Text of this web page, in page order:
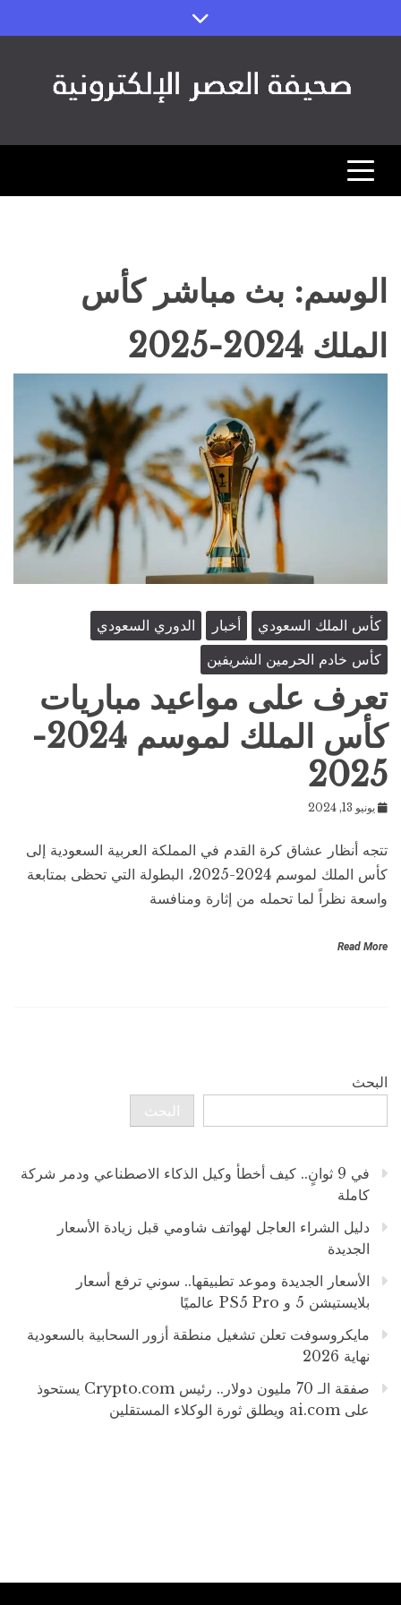
to
صحيفة العصر
الوسم: بث مباشر كأس
الملك 2024-2025
كأس الملك السعودي أخبار
الدوري السعودي
كأس خادم الحرمين الشريفين
تعرف على مواعيد مباريات
كأس الملك لموسم 2024-
2025
يونيو 13, 2024
تتجه أنظار عشاق كرة القدم في المملكة العربية السعودية إلى
كأس الملك لموسم 2024-2025، البطولة التي تحظى بمتابعة
واسعة نظراً لما تحمله من إثارة ومنافسة
Read More
البحث
البحث
في 9 ثوانٍ.. كيف أخطأ وكيل الذكاء الاصطناعي ودمر شركة
كاملة
دليل الشراء العاجل لهواتف شاومي قبل زيادة الأسعار
الجديدة
الأسعار الجديدة وموعد تطبيقها.. سوني ترفع أسعار
بلايستيشن 5 و PS5 Pro عالميًا
مايكروسوفت تعلن تشغيل منطقة أزور السحابية بالسعودية
نهاية 2026
صفقة الـ 70 مليون دولار.. رئيس Crypto.com يستحوذ
على ai.com ويطلق ثورة الوكلاء المستقلين